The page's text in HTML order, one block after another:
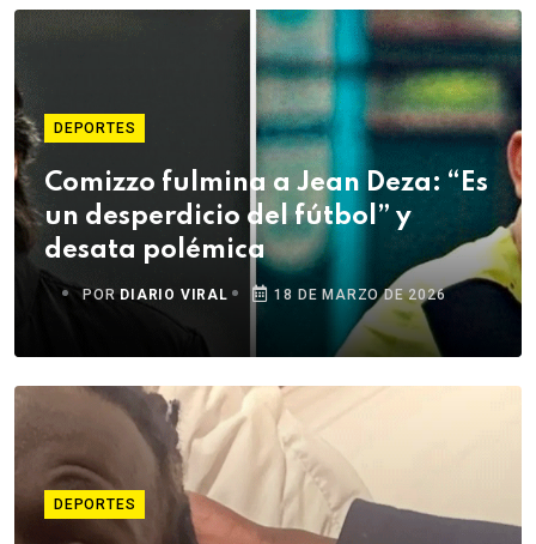
DEPORTES
Comizzo fulmina a Jean Deza: “Es
un desperdicio del fútbol” y
desata polémica
PORDIARIO VIRAL 18 DE MARZO DE 2026
DEPORTES